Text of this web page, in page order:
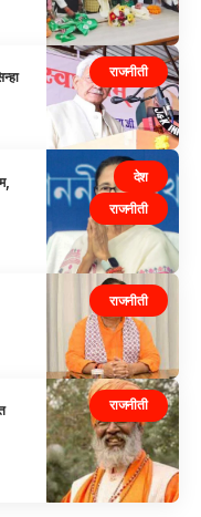
राजनीती
देश
राजनीती
राजनीती
राजनीती